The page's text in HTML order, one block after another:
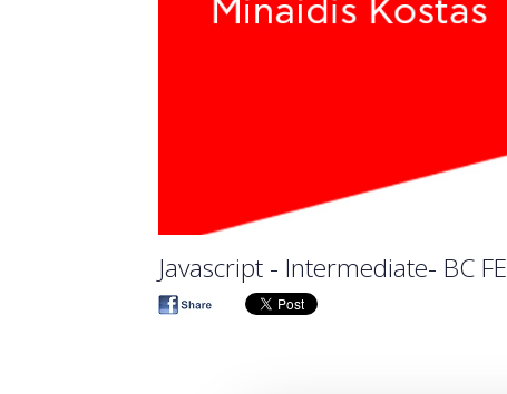
Javascript - Intermediate- BC FE